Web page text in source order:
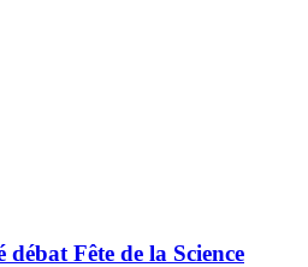
Fête de la Science